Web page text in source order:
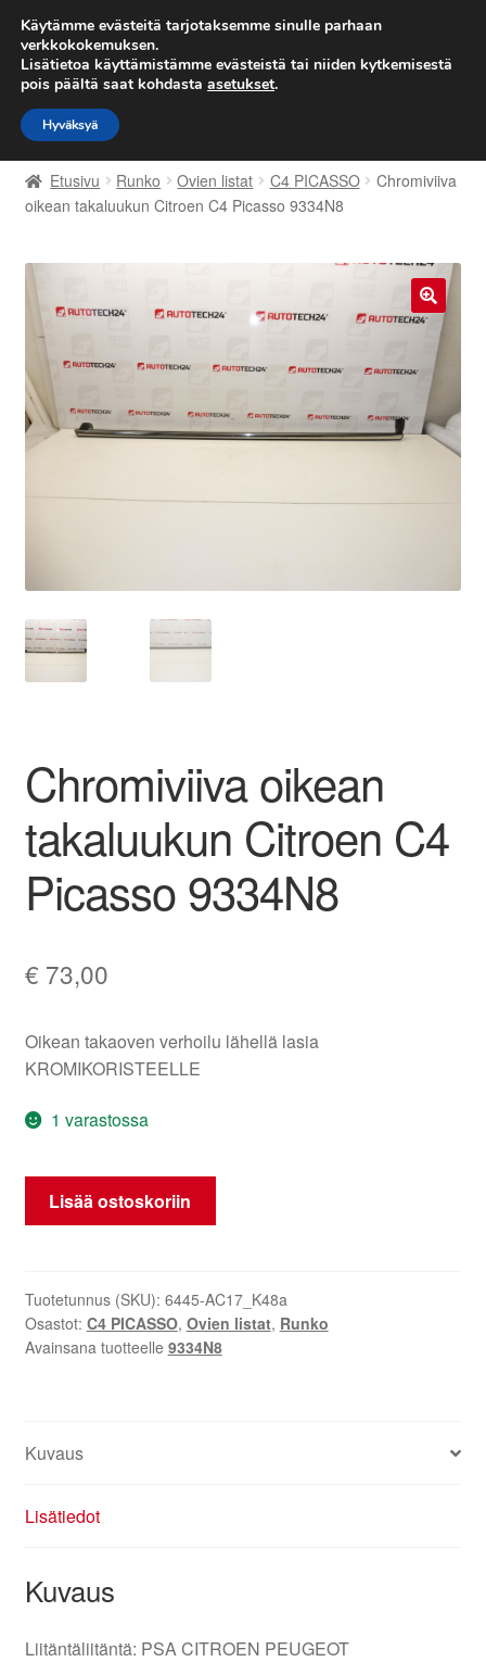
TOIMITUS alkaen 7 EUR
Siirry
navigointiin
Siirry
sisältöön
Etusivu
Kärry
Kuljetus
Maailmanlaajuinen toimitus
Maksut
Tarkista
Tilini
Valitukset
Etusivu Runko Ovien listat C4 PICASSO
Chromiviiva
oikean takaluukun Citroen C4 Picasso 9334N8
🔍
Chromiviiva oikean
takaluukun Citroen C4
Picasso 9334N8
€ 73,00
Oikean takaoven verhoilu lähellä lasia
KROMIKORISTEELLE
1 varastossa
Chromiviiva
oikean
C4
Picasso
9334N8
Lisää ostoskoriin
Tuotetunnus (SKU): 6445-AC17_K48a
Osastot: C4 PICASSO, Ovien listat, Runko
Avainsana tuotteelle 9334N8
Kuvaus
Lisätiedot
Kuvaus
Liitäntäliitäntä: PSA CITROEN PEUGEOT
Käytämme evästeitä tarjotaksemme sinulle parhaan
verkkokokemuksen.
Lisätietoa käyttämistämme evästeistä tai niiden kytkemisestä
pois päältä saat kohdasta asetukset.
Hyväksyä